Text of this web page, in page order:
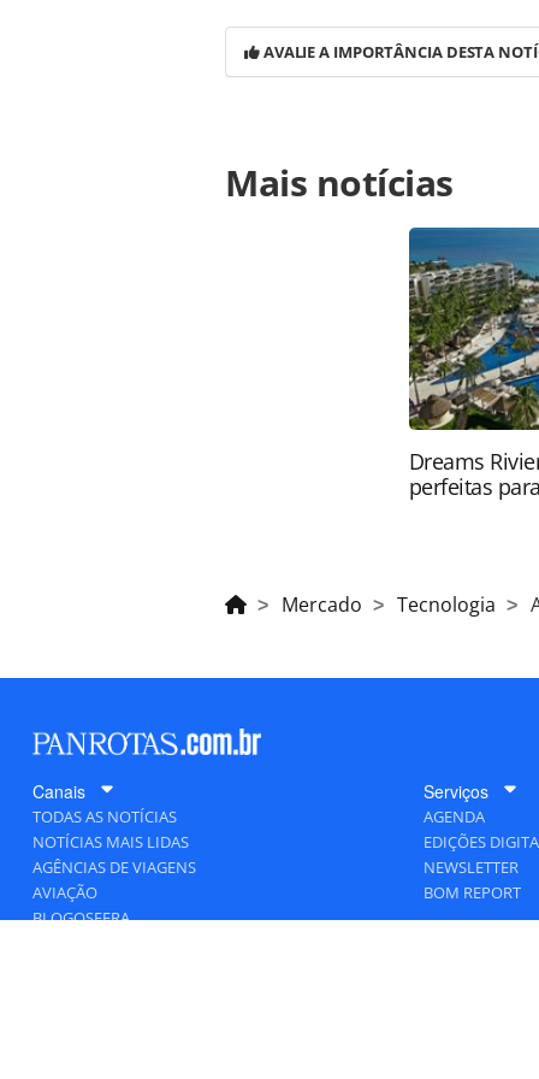
AVALIE A IMPORTÂNCIA DESTA
https://www.panrotas.com.br/
mais-baixados-de-2016-veja-a-
página. Todo o conteúdo
brasileira sobre direito autoral.
PANROTAS Editora
Mais notícias
Dreams
perfeitas
Mercado Tecnologia
Canais
TODAS AS NOTÍCIAS
NOTÍCIAS MAIS LIDAS
AGÊNCIAS DE VIAGENS
AVIAÇÃO
BLOGOSFERA
Serviços
AGENDA
EDIÇÕES
NEWSLETTER
BOM REPORT